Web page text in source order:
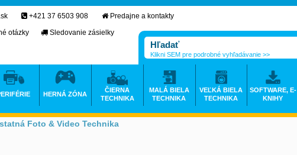
Foto & Video Technika
+421 37 6503 908
Predajne a kontakty
otázky
Sledovanie zásielky
Klikni SEM pre podrobné vyhľadávanie >>
HERNÁ ZÓNA
ČIERNA
TECHNIKA
MALÁ BIELA
TECHNIKA
VEĽKÁ BIELA
TECHNIKA
SOFTWARE, E-
KNIHY